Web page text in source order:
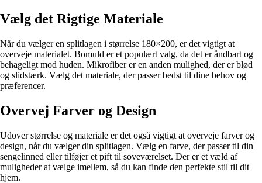
Vælg det Rigtige Materiale
Når du vælger en splitlagen i størrelse 180×200, er det vigtigt at
overveje materialet. Bomuld er et populært valg, da det er åndbart og
behageligt mod huden. Mikrofiber er en anden mulighed, der er blød
og slidstærk. Vælg det materiale, der passer bedst til dine behov og
præferencer.
Overvej Farver og Design
Udover størrelse og materiale er det også vigtigt at overveje farver og
design, når du vælger din splitlagen. Vælg en farve, der passer til din
sengelinned eller tilføjer et pift til soveværelset. Der er et væld af
muligheder at vælge imellem, så du kan finde den perfekte stil til dit
hjem.